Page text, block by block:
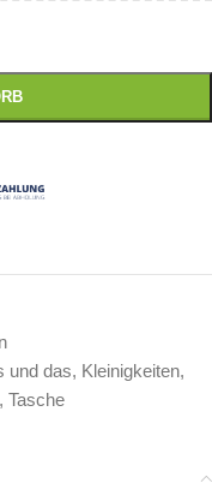
und das, Kleinigkeiten,
, Tasche